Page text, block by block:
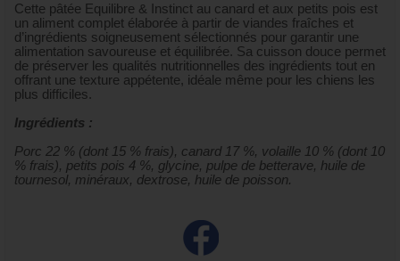
Cette pâtée Equilibre & Instinct au canard et aux petits pois est
un aliment complet élaborée à partir de viandes fraîches et
d’ingrédients soigneusement sélectionnés pour garantir une
alimentation savoureuse et équilibrée. Sa cuisson douce permet
de préserver les qualités nutritionnelles des ingrédients tout en
offrant une texture appétente, idéale même pour les chiens les
plus difficiles.
Ingrédients :
Porc 22 % (dont 15 % frais), canard 17 %, volaille 10 % (dont 10
% frais), petits pois 4 %, glycine, pulpe de betterave, huile de
tournesol, minéraux, dextrose, huile de poisson.